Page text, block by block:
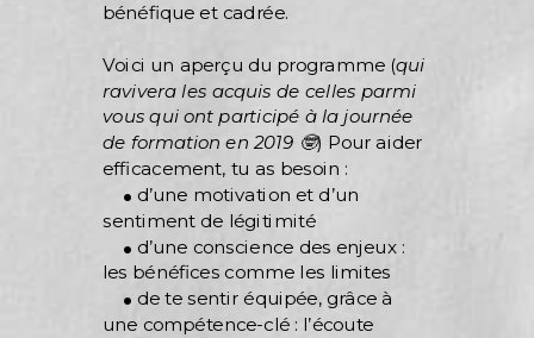
bénéfique et cadrée.
Voici un aperçu du programme (qui
ravivera les acquis de celles parmi
vous qui ont participé à la journée
de formation en 2019 🤓) Pour aider
efficacement, tu as besoin :
. d’une motivation et d’un
sentiment de légitimité
. d’une conscience des enjeux :
les bénéfices comme les limites
. de te sentir équipée, grâce à
une compétence-clé : l’écoute